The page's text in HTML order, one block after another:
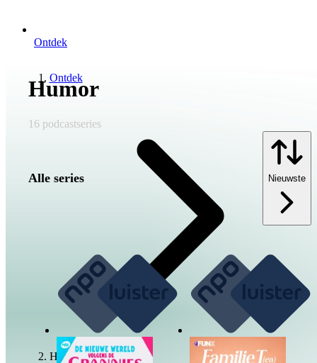
Ontdek
Ontdek
Humor
Humor
16 podcastseries
Alle series Nieuwste